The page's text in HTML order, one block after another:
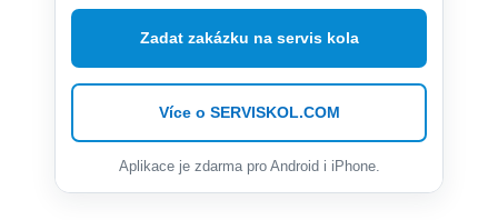
Zadat zakázku na servis kola
Více o SERVISKOL.COM
Aplikace je zdarma pro Android i iPhone.